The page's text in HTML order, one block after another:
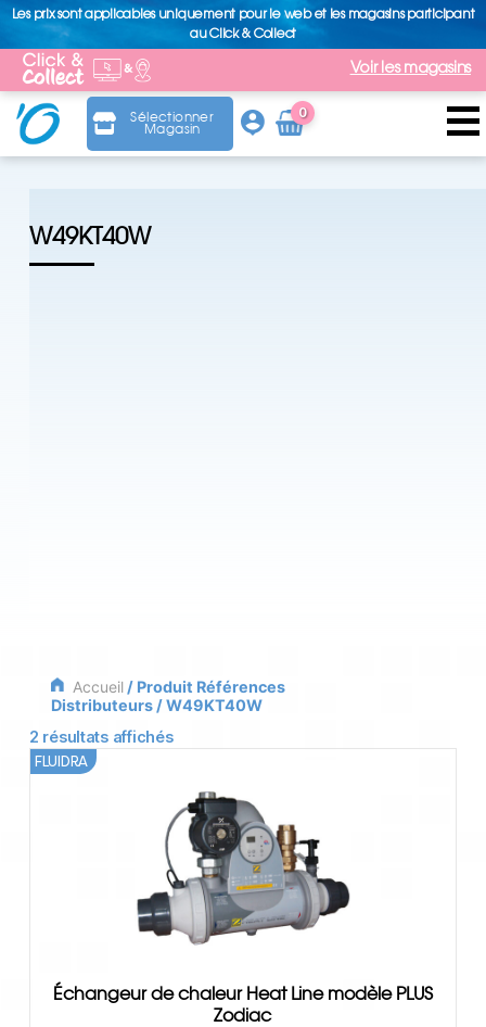
Les prix sont applicables uniquement pour le web et les magasins participant
au Click & Collect
Voir les magasins
Sélectionner
Magasin
0
Arti
cle
W49KT40W
Accueil/ Produit Références
Distributeurs / W49KT40W
2 résultats affichés
Échangeur de chaleur Heat Line modèle PLUS
Zodiac
FLUIDRA